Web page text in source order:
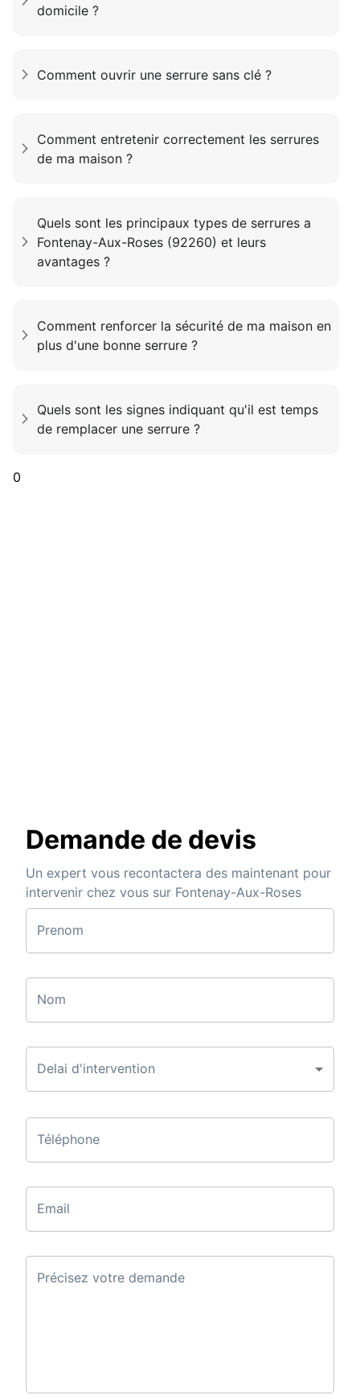
domicile ?
Comment ouvrir une serrure sans clé ?
Comment entretenir correctement les serrures
de ma maison ?
Quels sont les principaux types de serrures a
Fontenay-Aux-Roses (92260) et leurs
avantages ?
Comment renforcer la sécurité de ma maison en
plus d'une bonne serrure ?
Quels sont les signes indiquant qu'il est temps
de remplacer une serrure ?
0
Demande de devis
Un expert vous recontactera des maintenant pour
intervenir chez vous sur Fontenay-Aux-Roses
Prenom
Nom
Delai d'intervention
Téléphone
Email
Précisez votre demande